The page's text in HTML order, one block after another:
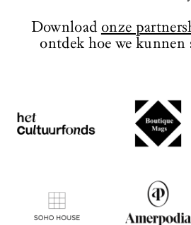
monumentale uitstraling
ontwerp.
Downloadonze
ontdek hoe we kunnen